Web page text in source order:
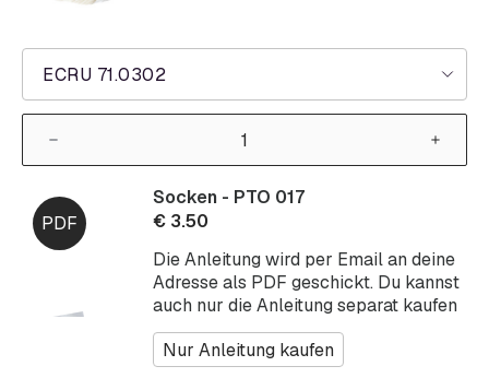
ECRU 71.0302
Die Anleitung wird per Email an deine
Adresse als PDF geschickt. Du kannst
auch nur die Anleitung separat kaufen
Nur Anleitung kaufen
Socken - PTO 017
€ 3.50